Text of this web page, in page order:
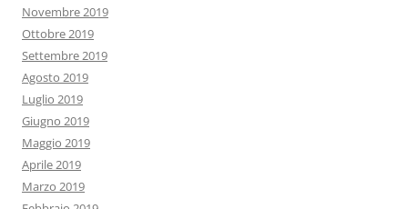
Novembre 2019
Ottobre 2019
Settembre 2019
Agosto 2019
Luglio 2019
Giugno 2019
Maggio 2019
Aprile 2019
Marzo 2019